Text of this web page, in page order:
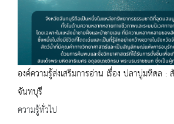
องค์ความรู้ส่งเสริมการอ่าน เรื่อง ปลาบู่มหิดล :
จันทบุรี
ความรู้ทั่วไป